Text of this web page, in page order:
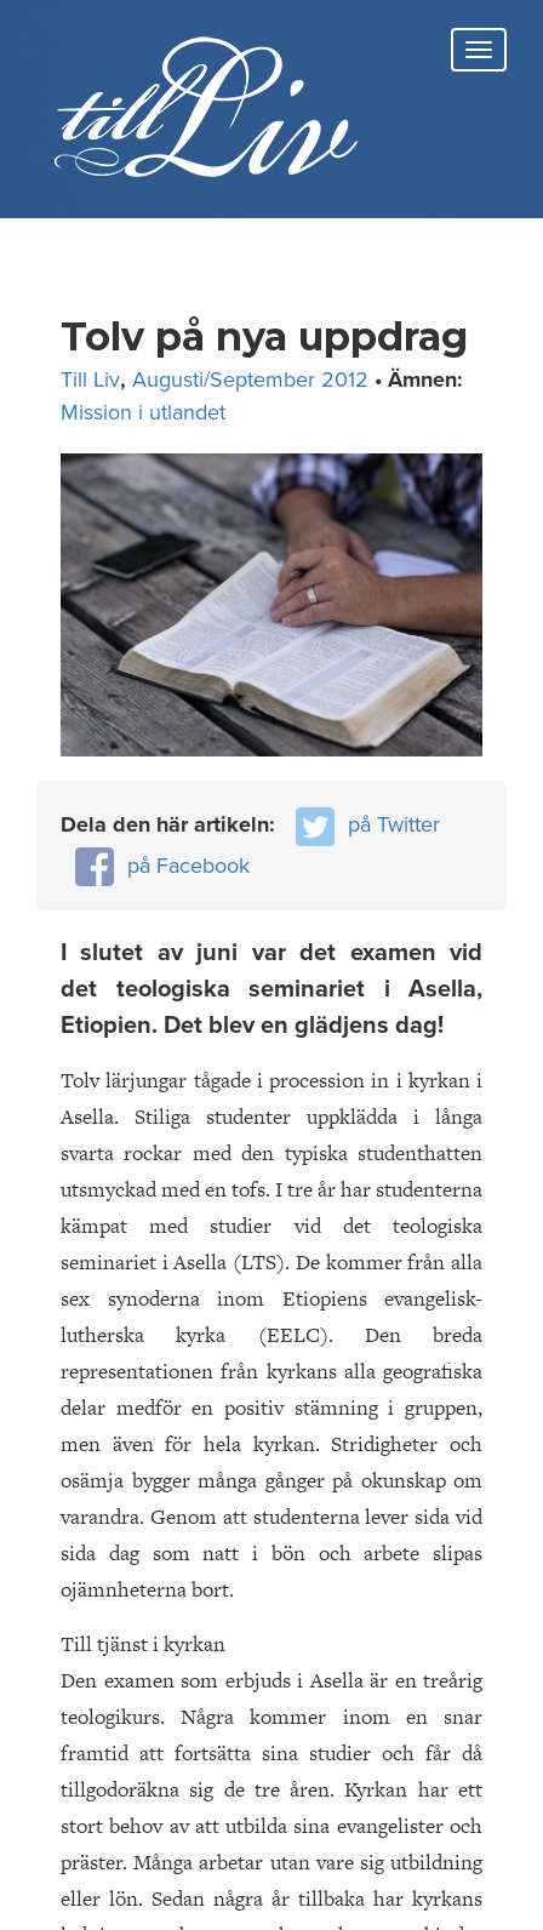
Tolv på nya uppdrag
Till Liv, Augusti/September 2012 • Ämnen:
Mission i utlandet
Dela den här artikeln:
på Twitter
på Facebook
I slutet av juni var det examen vid
det teologiska seminariet i Asella,
Etiopien. Det blev en glädjens dag!
Tolv lärjungar tågade i procession in i kyrkan i
Asella. Stiliga studenter uppklädda i långa
svarta rockar med den typiska studenthatten
utsmyckad med en tofs. I tre år har studenterna
kämpat med studier vid det teologiska
seminariet i Asella (LTS). De kommer från alla
sex synoderna inom Etiopiens evangelisk-
lutherska kyrka (EELC). Den breda
representationen från kyrkans alla geografiska
delar medför en positiv stämning i gruppen,
men även för hela kyrkan. Stridigheter och
osämja bygger många gånger på okunskap om
varand­ra. Genom att studenterna lever sida vid
sida dag som natt i bön och arbete slipas
ojämnheterna bort.
Till tjänst i kyrkan
Den examen som erbjuds i Asella är en treårig
teologikurs. Några kommer inom en snar
framtid att fortsätta sina studier och får då
tillgodoräkna sig de tre åren. Kyrkan har ett
stort behov av att utbilda sina evangelister och
präster. Många arbetar utan vare sig utbildning
eller lön. Sedan några år tillbaka har kyrkans